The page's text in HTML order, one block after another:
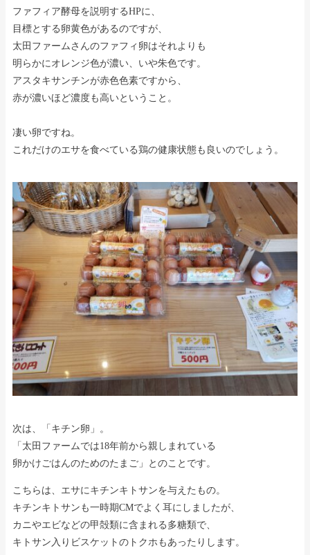
ファフィア酵母を説明するHPに、
目標とする卵黄色があるのですが、
太田ファームさんのファフィ卵はそれよりも
明らかにオレンジ色が濃い、いや朱色です。
アスタキサンチンが赤色色素ですから、
赤が濃いほど濃度も高いということ。
凄い卵ですね。
これだけのエサを食べている鶏の健康状態も良いのでしょう。
次は、「キチン卵」。
「太田ファームでは18年前から親しまれている
卵かけごはんのためのたまご」とのことです。
こちらは、エサにキチンキトサンを与えたもの。
キチンキトサンも一時期CMでよく耳にしましたが、
カニやエビなどの甲殻類に含まれる多糖類で、
キトサン入りビスケットのトクホもあったりします。